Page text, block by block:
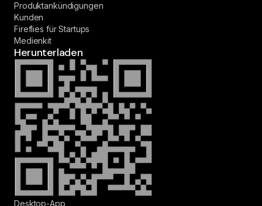
Produktankündigungen
Kunden
Fireflies für Startups
Medienkit
Herunterladen
Desktop-App